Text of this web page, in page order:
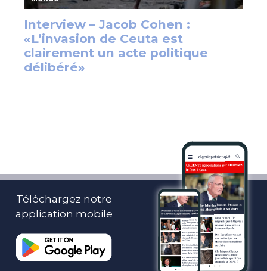
Téléchargez notre
application mobile